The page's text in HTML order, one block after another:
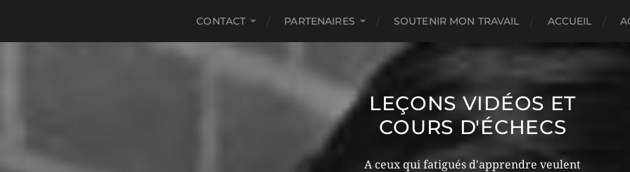
CONTACT PARTENAIRES SOUTENIR MON TRAVAIL ACCUEIL
LEÇONS VIDÉOS ET
COURS D'ÉCHECS
A ceux qui fatigués d'apprendre veulent